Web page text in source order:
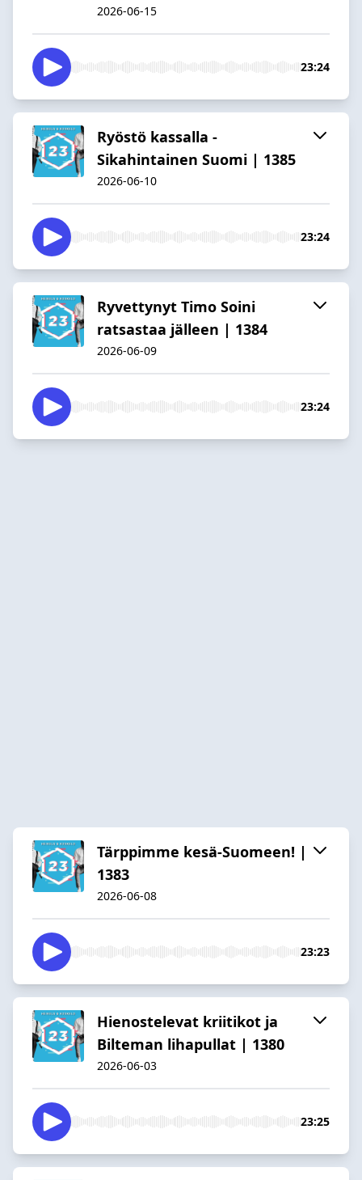
2026-06-15
23:24
Ryöstö kassalla -
Sikahintainen Suomi | 1385
2026-06-10
23:24
Ryvettynyt Timo Soini
ratsastaa jälleen | 1384
2026-06-09
23:24
Tärppimme kesä-Suomeen! |
1383
2026-06-08
23:23
Hienostelevat kriitikot ja
Bilteman lihapullat | 1380
2026-06-03
23:25